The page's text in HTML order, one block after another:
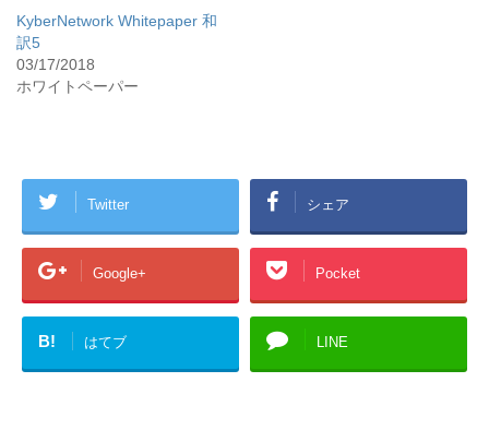
KyberNetwork Whitepaper 和
訳5
03/17/2018
ホワイトペーパー
Twitter シェア
Google+ Pocket
B! はてブ LINE